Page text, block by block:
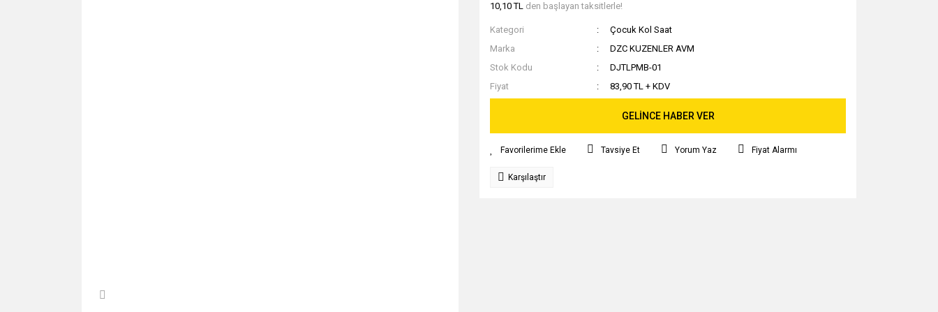
10,10 TL den başlayan taksitlerle!
Kategori
Çocuk Kol Saat
Marka
DZC KUZENLER AVM
Stok Kodu
DJTLPMB-01
Fiyat
83,90 TL + KDV
GELİNCE HABER VER
Tavsiye Et Yorum Yaz Fiyat Alarmı
Karşılaştır